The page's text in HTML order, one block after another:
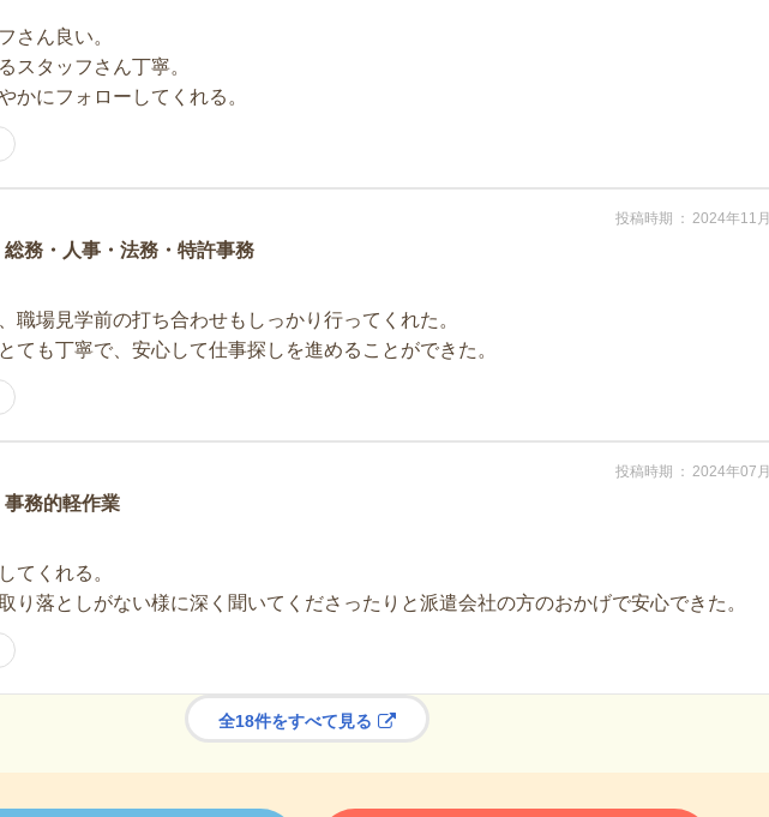
さん良い。
スタッフさん丁寧。
かにフォローしてくれる。
投稿時期 2024年11月
務・人事・法務・特許事務
職場見学前の打ち合わせもしっかり行ってくれた。
ても丁寧で、安心して仕事探しを進めることができた。
投稿時期 2024年07月
務的軽作業
てくれる。
り落としがない様に深く聞いてくださったりと派遣会社の方のおかげで安心できた。
全18件をすべて見る